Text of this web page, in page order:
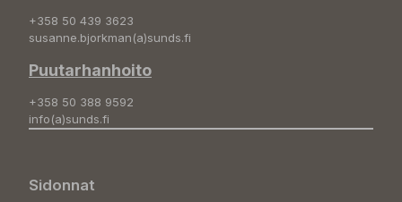
+358 50 439 3623
susanne.bjorkman(a)sunds.fi
Puutarhanhoito
+358 50 388 9592
info(a)sunds.fi
Sidonnat